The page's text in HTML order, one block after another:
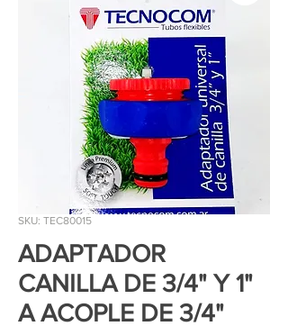
SKU: TEC80015
ADAPTADOR
CANILLA DE 3/4" Y 1"
A ACOPLE DE 3/4"